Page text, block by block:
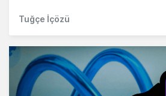
Tuğçe İçözü